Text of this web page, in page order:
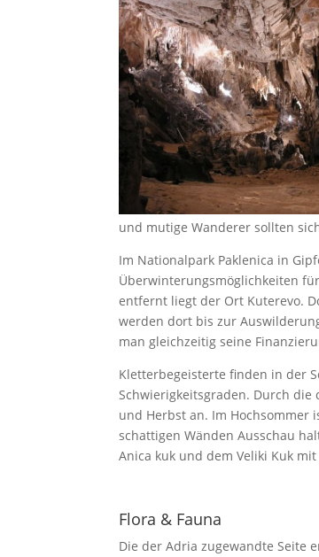
und mutige Wanderer sollten
Im Nationalpark Paklenica in
Überwinterungsmöglichkeiten
entfernt liegt der Ort Kuterevo.
werden dort bis zur
man gleichzeitig seine
Kletterbegeisterte finden in der
Schwierigkeitsgraden. Durch
und Herbst an. Im Hochsommer
schattigen Wänden Ausschau
Anica kuk und dem Veliki Kuk
Flora & Fauna
Die der Adria zugewandte Seite